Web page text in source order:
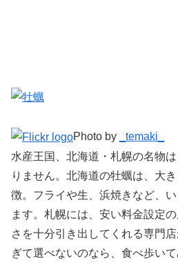
Photo by
_temaki_
水産王国、北海道・札幌の名物
りません。北海道の牡蠣は、大
徴。フライや生、浜焼きなど、
ます。札幌には、安い料金設定
さを十分引き出してくれる専門
ぎて選べないのなら、食べ歩いて